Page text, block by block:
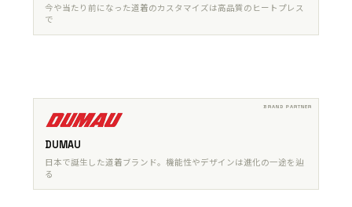
今や当たり前になった道着のカスタマイズは高品質のヒートプレス
で
DUMAU
日本で誕生した道着ブランド。機能性やデザインは進化の一途を辿
る